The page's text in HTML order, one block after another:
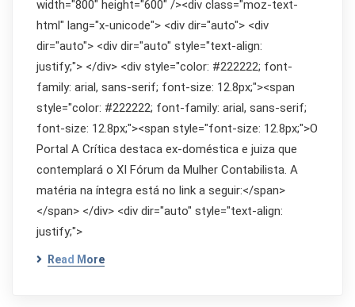
width="800" height="600" /><div class="moz-text-
html" lang="x-unicode"> <div dir="auto"> <div
dir="auto"> <div dir="auto" style="text-align:
justify;"> </div> <div style="color: #222222; font-
family: arial, sans-serif; font-size: 12.8px;"><span
style="color: #222222; font-family: arial, sans-serif;
font-size: 12.8px;"><span style="font-size: 12.8px;">O
Portal A Crítica destaca ex-doméstica e juiza que
contemplará o XI Fórum da Mulher Contabilista. A
matéria na íntegra está no link a seguir:</span>
</span> </div> <div dir="auto" style="text-align:
justify;">
Read More